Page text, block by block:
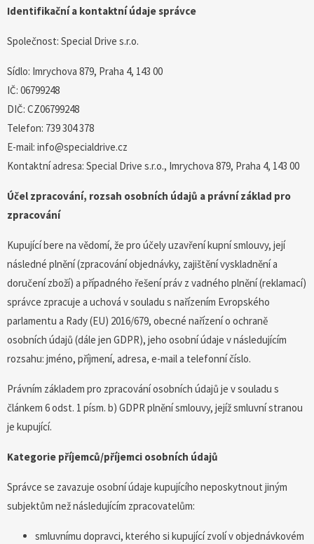
KONTAKT
Identifikační a kontaktní údaje správce
Společnost: Special Drive s.r.o.
Sídlo: Imrychova 879, Praha 4, 143 00
IČ: 06799248
DIČ: CZ06799248
Telefon: 739 304 378
E-mail: info@specialdrive.cz
Kontaktní adresa: Special Drive s.r.o., Imrychova 879, Praha 4, 143 00
Účel zpracování, rozsah osobních údajů a právní základ pro
zpracování
Kupující bere na vědomí, že pro účely uzavření kupní smlouvy, její
následné plnění (zpracování objednávky, zajištění vyskladnění a
doručení zboží) a případného řešení práv z vadného plnění (reklamací)
správce zpracuje a uchová v souladu s nařízením Evropského
parlamentu a Rady (EU) 2016/679, obecné nařízení o ochraně
osobních údajů (dále jen GDPR), jeho osobní údaje v následujícím
rozsahu: jméno, příjmení, adresa, e-mail a telefonní číslo.
Právním základem pro zpracování osobních údajů je v souladu s
článkem 6 odst. 1 písm. b) GDPR plnění smlouvy, jejíž smluvní stranou
je kupující.
Kategorie příjemců/příjemci osobních údajů
Správce se zavazuje osobní údaje kupujícího neposkytnout jiným
subjektům než následujícím zpracovatelům:
smluvnímu dopravci, kterého si kupující zvolí v objednávkovém